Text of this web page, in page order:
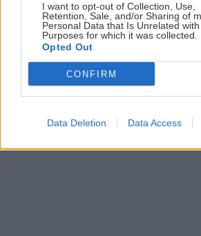
I want to opt-out of Collection, Use,
Retention, Sale, and/or Sharing of
Personal Data that Is Unrelated
Purposes for which it was collected.
Opted Out
CONFIRM
Data Deletion Data Access
Podobné články